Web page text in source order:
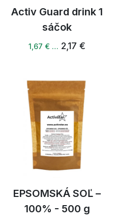
Activ Guard drink 1
sáčok
1,67 € … 2,17 €
EPSOMSKÁ SOĽ –
100% - 500 g